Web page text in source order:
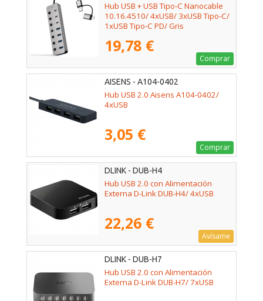
Hub USB + USB Tipo-C Nanocable
10.16.4510/ 4xUSB/ 3xUSB Tipo-C/
1xUSB Tipo-C PD/ Gris
19,78 €
Comprar
AISENS - A104-0402
Hub USB 2.0 Aisens A104-0402/
4xUSB
3,05 €
Comprar
DLINK - DUB-H4
Hub USB 2.0 con Alimentación
Externa D-Link DUB-H4/ 4xUSB
22,26 €
Avísame
DLINK - DUB-H7
Hub USB 2.0 con Alimentación
Externa D-Link DUB-H7/ 7xUSB